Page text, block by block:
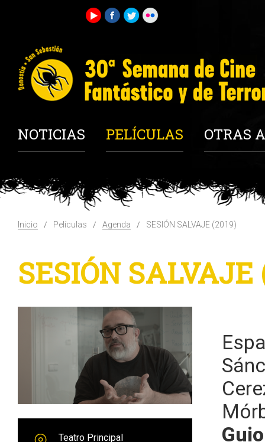
NOTICIAS PELÍCULAS OTRAS
Inicio Películas Agenda SESIÓN SALVAJE (2019)
SESIÓN SALVAJE
Teatro Principal